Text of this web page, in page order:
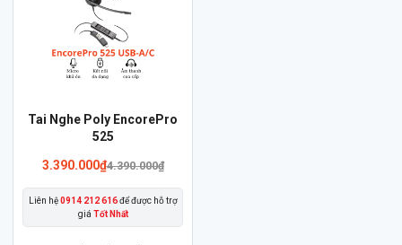
Tai Nghe Poly EncorePro
525
3.390.000₫4.390.000₫
Liên hệ0914 212 616để được hỗ trợ
giá Tốt Nhất
Sản
này
nhiều
biến